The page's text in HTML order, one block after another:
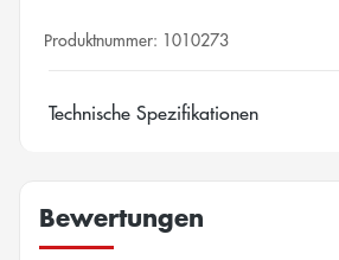
Produktnummer: 1010273
Technische Spezifikationen
Bewertungen